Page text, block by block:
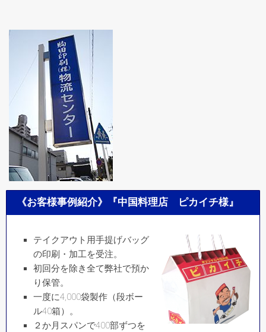
《お客様事例紹介》『中国料理店 ピカイチ様』
テイクアウト用手提げバッグ
の印刷・加工を受注。
初回分を除き全て弊社で預か
り保管。
一度に4,000袋製作（段ボー
ル40箱）。
２か月スパンで400部ずつを